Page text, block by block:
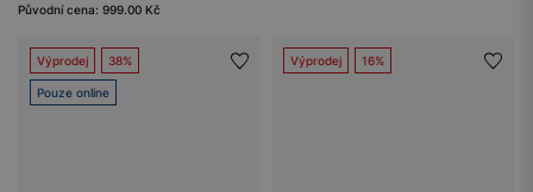
Původní cena: 999.00 Kč
Výprodej 38%
Pouze online
Výprodej 16%